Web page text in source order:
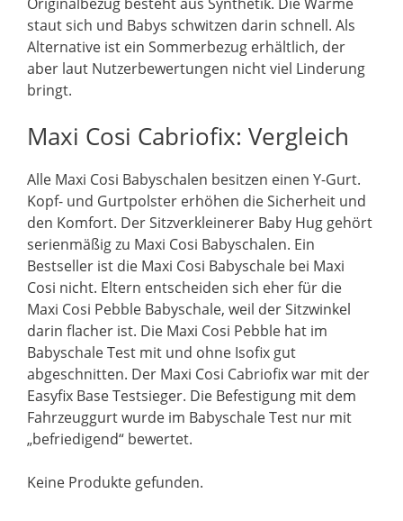
staut sich und Babys schwitzen darin schnell. Als
Alternative ist ein Sommerbezug erhältlich, der
aber laut Nutzerbewertungen nicht viel Linderung
bringt.
Maxi Cosi Cabriofix: Vergleich
Alle Maxi Cosi Babyschalen besitzen einen Y-Gurt.
Kopf- und Gurtpolster erhöhen die Sicherheit und
den Komfort. Der Sitzverkleinerer Baby Hug gehört
serienmäßig zu Maxi Cosi Babyschalen. Ein
Bestseller ist die Maxi Cosi Babyschale bei Maxi
Cosi nicht. Eltern entscheiden sich eher für die
Maxi Cosi Pebble Babyschale, weil der Sitzwinkel
darin flacher ist. Die Maxi Cosi Pebble hat im
Babyschale Test mit und ohne Isofix gut
abgeschnitten. Der Maxi Cosi Cabriofix war mit der
Easyfix Base Testsieger. Die Befestigung mit dem
Fahrzeuggurt wurde im Babyschale Test nur mit
„befriedigend“ bewertet.
Keine Produkte gefunden.